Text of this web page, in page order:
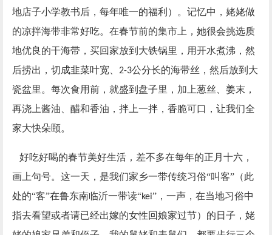
地店子小学教书后，每年唯一的福利）。记忆中，姥姥做
的凉拌海带非常好吃。在春节前的集市上，她很会挑选质
地优良的干海带，买回家放到大铁锅里，用开水煮沸，然
后捞出，切成韭菜叶宽、 2-3公分长的海带丝，然后放到大
瓷盆里。每次食用前，就盛到盘子里，加上葱丝、姜末，
再浇上酱油、醋和香油，拌上一拌，香脆可口，让我们全
家大快朵颐。
好吃好喝的春节美好生活，差不多在每年的正月十六，
画上句号。这一天，是我们家乡一带传统习俗“叫客”（此
处的“客”在鲁东南临沂一带读“kei”，一声，在当地习俗中
指去看望或者请已经出嫁的女性回娘家过节）的日子，姥